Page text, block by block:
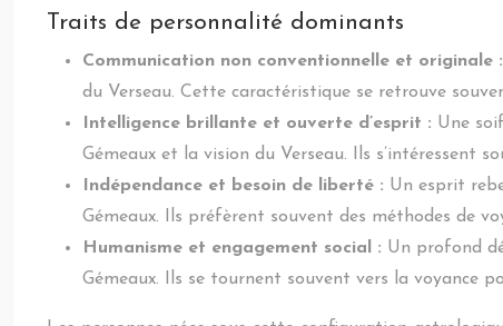
Traits de personnalité dominants
Communication non conventionnelle et originale :
du Verseau. Cette caractéristique se retrouve
Intelligence brillante et ouverte d’esprit : Une
Gémeaux et la vision du Verseau. Ils s’intéressent
Indépendance et besoin de liberté : Un esprit
Gémeaux. Ils préfèrent souvent des méthodes de
Humanisme et engagement social : Un profond
Gémeaux. Ils se tournent souvent vers la voyance